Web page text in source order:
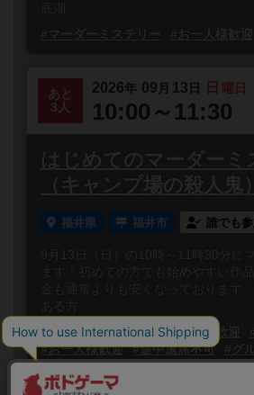
底湖...
#マーダーミステリー
#お一人様歓迎
あと
3人
2026年 09 月 13 日 日 曜日
10:00～11:30
はじめてのマーダーミ
（キャンプ場の殺人鬼）
福井県 福井市 誰でも
9月13日（日）の10時～11時30分に
ます！初めての方でも始めやすい作
金も通常よりも安くなっております
ある方...
#マーダーミステリー
#初心者歓迎
#お一人様歓迎
#途中退席不可
#グ